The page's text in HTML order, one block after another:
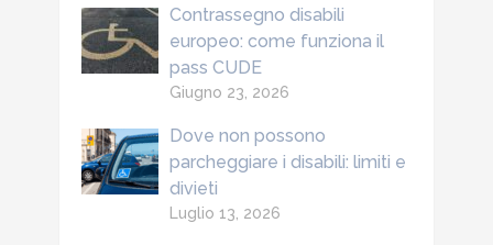
Contrassegno disabili
europeo: come funziona il
pass CUDE
Giugno 23, 2026
Dove non possono
parcheggiare i disabili: limiti e
divieti
Luglio 13, 2026